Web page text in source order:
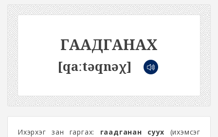
ГААДГАНАХ
[qaːtəqnəχ]
Ихэрхэг зан гаргах: гаадганан суух (ихэмсэг